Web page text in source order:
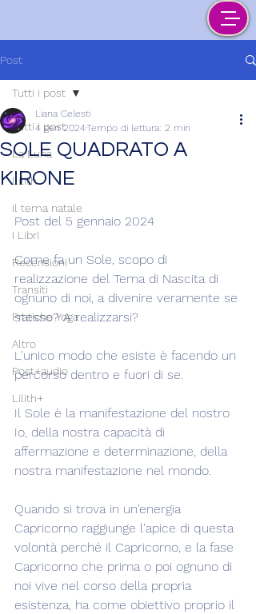
Post
Tutti i post
La Luna
Lilith
Il tema natale
I Libri
Recensioni
Transiti
Pratiche Yoga
Altro
Post+audio
Lilith+
Tutti i post
SOLE QUADRATO A
KIRONE
Liana Celesti
4 gen 2024Tempo di lettura: 2 min
Post del 5 gennaio 2024
Come fa un Sole, scopo di
realizzazione del Tema di Nascita di
ognuno di noi, a divenire veramente se
stesso? A realizzarsi?
L'unico modo che esiste è facendo un
percorso dentro e fuori di se.
Il Sole è la manifestazione del nostro
Io, della nostra capacità di
affermazione e determinazione, della
nostra manifestazione nel mondo.
Quando si trova in un'energia
Capricorno raggiunge l'apice di questa
volontà perché il Capricorno, e la fase
Capricorno che prima o poi ognuno di
noi vive nel corso della propria
esistenza, ha come obiettivo proprio il